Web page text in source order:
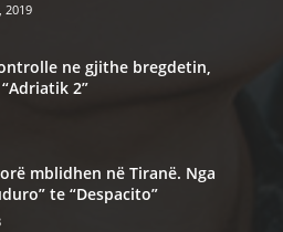
2019
ne gjithe bregdetin,
2”
mblidhen në Tiranë. Nga
te “Despacito”